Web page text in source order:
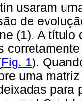
usaram
de
(1). A
Fig. 1).
uma
para